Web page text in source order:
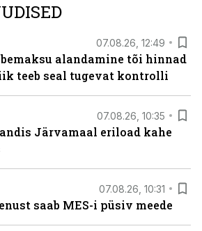
07.08.26, 12:49
alandamine tõi hinnad
teeb seal tugevat kontrolli
07.08.26, 10:35
Järvamaal eriload kahe
07.08.26, 10:31
saab MES-i püsiv meede